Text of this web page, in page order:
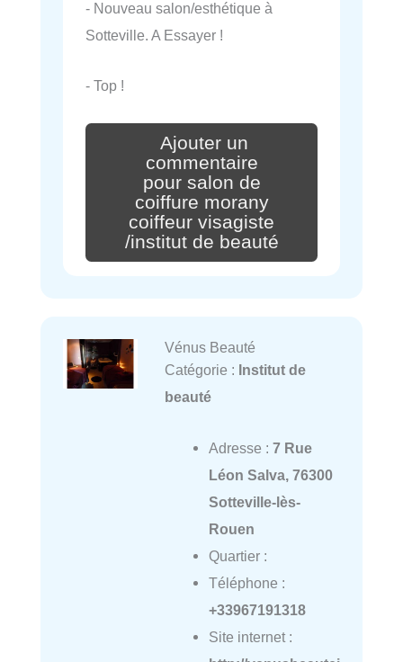
- Nouveau salon/esthétique à
Sotteville. A Essayer !
- Top !
Ajouter un
commentaire
pour salon de
coiffure morany
coiffeur visagiste
/institut de beauté
Vénus Beauté
Catégorie : Institut de
beauté
Adresse : 7 Rue
Léon Salva, 76300
Sotteville-lès-
Rouen
Quartier :
Téléphone :
+33967191318
Site internet :